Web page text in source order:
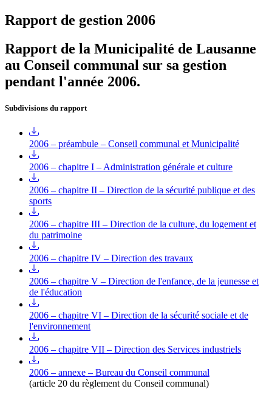
Rapport de gestion 2006
Rapport de la Municipalité de Lausanne
au Conseil communal sur sa gestion
pendant l'année 2006.
Subdivisions du rapport
2006 – préambule – Conseil communal et Municipalité
2006 – chapitre I – Administration générale et culture
2006 – chapitre II – Direction de la sécurité publique et des
sports
2006 – chapitre III – Direction de la culture, du logement et
du patrimoine
2006 – chapitre IV – Direction des travaux
2006 – chapitre V – Direction de l'enfance, de la jeunesse et
de l'éducation
2006 – chapitre VI – Direction de la sécurité sociale et de
l'environnement
2006 – chapitre VII – Direction des Services industriels
2006 – annexe – Bureau du Conseil communal
(article 20 du règlement du Conseil communal)